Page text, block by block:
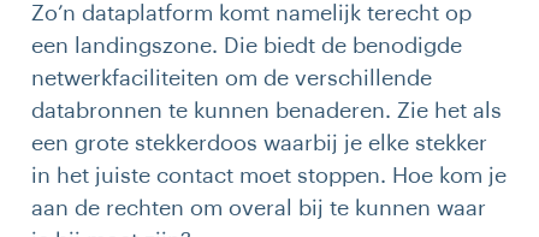
Zo’n dataplatform komt namelijk terecht op
een landingszone. Die biedt de benodigde
netwerkfaciliteiten om de verschillende
databronnen te kunnen benaderen. Zie het als
een grote stekkerdoos waarbij je elke stekker
in het juiste contact moet stoppen. Hoe kom je
aan de rechten om overal bij te kunnen waar